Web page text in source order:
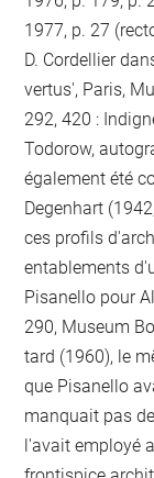
1977, p. 27
D. Cordellier
vertus', Paris,
292, 420 :
Todorow,
également été
Degenhart
ces profils
entablements
Pisanello pour
290, Museum
tard (1960), le
que Pisanello
manquait pas
l'avait employé